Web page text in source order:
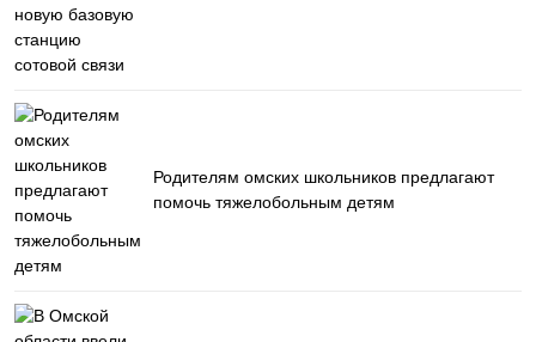
Родителям омских школьников предлагают
помочь тяжелобольным детям